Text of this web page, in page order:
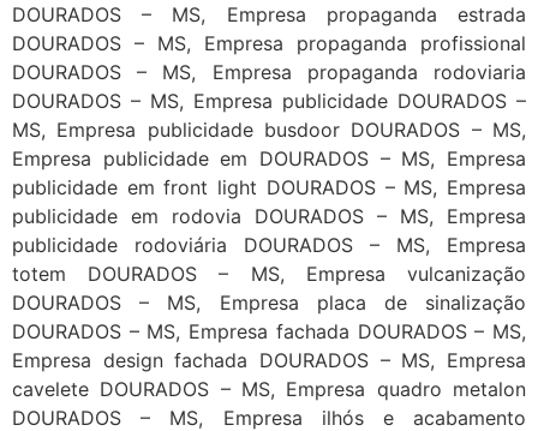
DOURADOS – MS, Empresa propaganda estrada
DOURADOS – MS, Empresa propaganda profissional
DOURADOS – MS, Empresa propaganda rodoviaria
DOURADOS – MS, Empresa publicidade DOURADOS –
MS, Empresa publicidade busdoor DOURADOS – MS,
Empresa publicidade em DOURADOS – MS, Empresa
publicidade em front light DOURADOS – MS, Empresa
publicidade em rodovia DOURADOS – MS, Empresa
publicidade rodoviária DOURADOS – MS, Empresa
totem DOURADOS – MS, Empresa vulcanização
DOURADOS – MS, Empresa placa de sinalização
DOURADOS – MS, Empresa fachada DOURADOS – MS,
Empresa design fachada DOURADOS – MS, Empresa
cavelete DOURADOS – MS, Empresa quadro metalon
DOURADOS – MS, Empresa ilhós e acabamento